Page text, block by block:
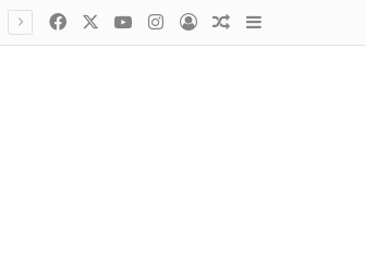
FacebookYouTubeInstagram
AccesoPublicación al
Barra lateral